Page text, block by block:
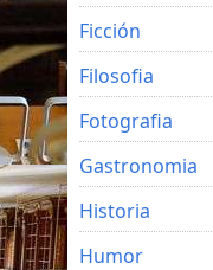
Ficción
Filosofia
Fotografia
Gastronomia
Historia
Humor